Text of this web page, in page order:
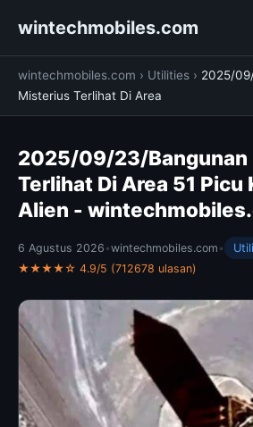
wintechmobiles.com
wintechmobiles.com › Utilities › 2025/
Misterius Terlihat Di Area
2025/09/23/Bangunan
Terlihat Di Area 51 Picu
Alien -
6 Agustus 2026 •wintechmobiles.com •
★★★★☆ 4.9/5 (712678 ulasan)